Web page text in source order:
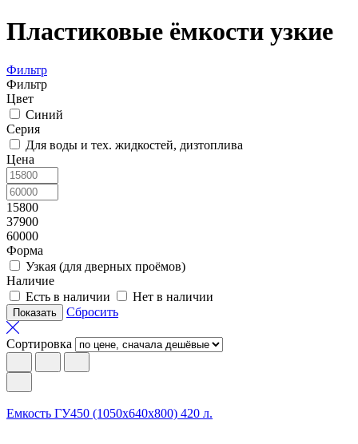
Пластиковые ёмкости узкие
Фильтр
Фильтр
Цвет
Синий
Серия
Для воды и тех. жидкостей, дизтоплива
Цена
15800
37900
60000
Форма
Узкая (для дверных проёмов)
Наличие
Есть в наличии
Нет в наличии
Сбросить
Сортировка
Емкость ГУ450 (1050х640х800) 420 л.